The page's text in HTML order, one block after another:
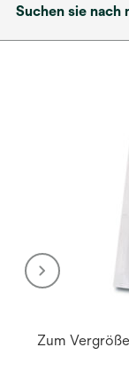
Suchen sie nach
Zum